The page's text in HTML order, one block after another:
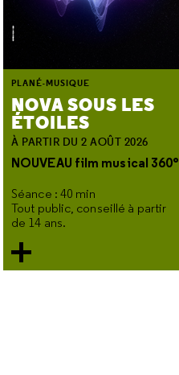
NOVA SOUS LES
ÉTOILES
PLANÉ-MUSIQUE
À PARTIR DU 2 AOÛT 2026
NOUVEAU film musical 360°
Séance : 40 min
Tout public, conseillé à partir
de 14 ans.